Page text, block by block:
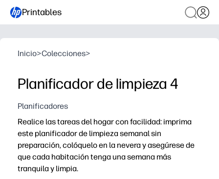
Printables
Inicio>Colecciones>
Planificador de limpieza 4
Planificadores
Realice las tareas del hogar con facilidad: imprima
este planificador de limpieza semanal sin
preparación, colóquelo en la nevera y asegúrese de
que cada habitación tenga una semana más
tranquila y limpia.